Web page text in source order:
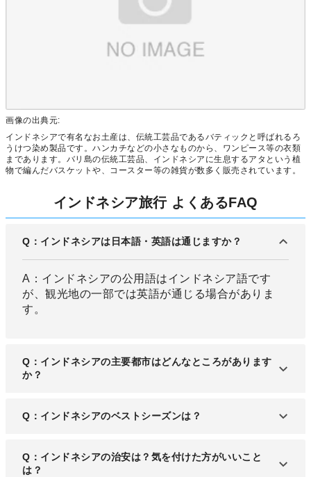
画像の出典元:
インドネシアで有名なお土産は、伝統工芸品であるバティックと呼ばれるろ
うけつ染め製品です。ハンカチなどの小さなものから、ワンピース等の衣類
まであります。バリ島の伝統工芸品、インドネシアに生息するアタという植
物で編んだバスケットや、コースター等の雑貨が数多く販売されています。
インドネシア旅行 よくあるFAQ
Q：インドネシアは日本語・英語は通じますか？
A：インドネシアの公用語はインドネシア語です
が、観光地の一部では英語が通じる場合がありま
す。
Q：インドネシアの主要都市はどんなところがあります
か？
A：インドネシアでもっとも主要な都市はジャワ島
Q：インドネシアのベストシーズンは？
A：乾季である5～9月が観光時のベストシーズンで
す。雨が少なく、比較的涼しい季節となります。
Q：インドネシアの治安は？気を付けた方がいいこと
は？